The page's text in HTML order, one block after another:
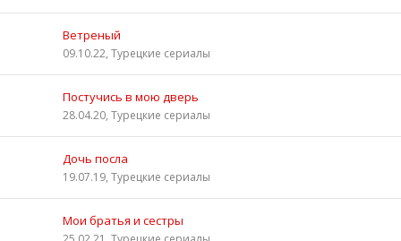
Ветреный
09.10.22, Турецкие сериалы
Постучись в мою дверь
28.04.20, Турецкие сериалы
Дочь посла
19.07.19, Турецкие сериалы
Мои братья и сестры